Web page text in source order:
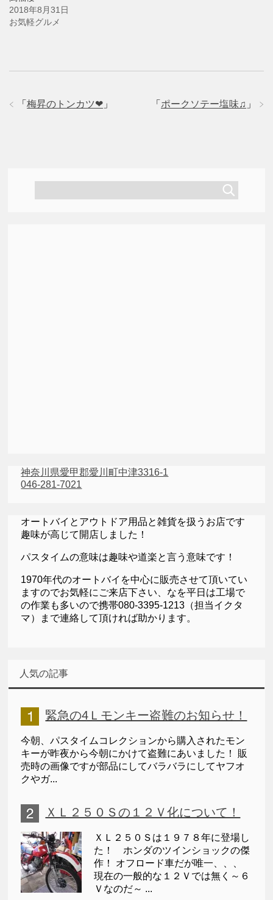
ウ
で
2018年8月31日
お気軽グルメ
「 ポークソテー塩味♫ 」
「 梅昇のトンカツ❤ 」
神奈川県愛甲郡愛川町中津3316-1
046-281-7021
オートバイとアウトドア用品と雑貨を扱うお店です
趣味が高じて開店しました！
パスタイムの意味は趣味や道楽と言う意味です！
1970年代のオートバイを中心に販売させて頂いてい
ますのでお気軽にご来店下さい、なを平日は工場で
の作業も多いので携帯080-3395-1213（担当イクタ
マ）まで連絡して頂ければ助かります。
人気の記事
緊急の4Ｌモンキー盗難のお知らせ！
今朝、パスタイムコレクションから購入されたモン
キーが昨夜から今朝にかけて盗難にあいました！ 販
売時の画像ですが部品にしてバラバラにしてヤフオ
クやガ...
ＸＬ２５０Ｓの１２Ｖ化について！
ＸＬ２５０Ｓは１９７８年に登場し
た！ ホンダのツインショックの傑
作！ オフロード車だが唯一、、、
現在の一般的な１２Ｖでは無く～６
Ｖなのだ～ ...